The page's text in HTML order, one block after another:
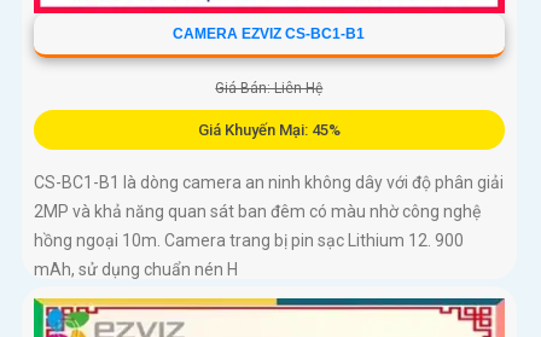
CAMERA EZVIZ CS-BC1-B1
Giá Bán: Liên Hệ
Giá Khuyến Mại: 45%
CS-BC1-B1 là dòng camera an ninh không dây với độ phân giải
2MP và khả năng quan sát ban đêm có màu nhờ công nghệ
hồng ngoại 10m. Camera trang bị pin sạc Lithium 12. 900
mAh, sử dụng chuẩn nén H